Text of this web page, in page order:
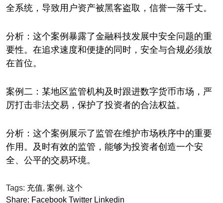
全系统，导致用户资产被黑客盗取，信誉一落千丈。
分析：这个案例暴露了金融科技发展中安全问题的重
要性。在追求速度和便捷的同时，安全与合规必须放
在首位。
案例二：某地区监管机构及时跟进数字货币市场，严
厉打击非法交易，保护了投资者的合法权益。
分析：这个案例展示了监管在维护市场秩序中的重要
作用。及时有效的监管，能够为投资者创造一个安
全、公平的交易环境。
Tags: 充值, 案例 , 这个
Share: Facebook Twitter Linkedin